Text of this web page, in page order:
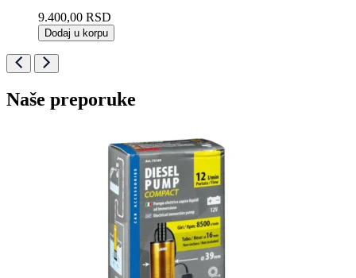
9.400,00 RSD
Dodaj u korpu
Naše preporuke